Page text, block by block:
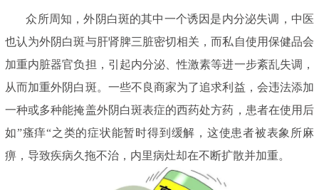
众所周知，外阴白斑的其中一个诱因是内分泌失调，中医
也认为外阴白斑与肝肾脾三脏密切相关，而私自使用保健品会
加重内脏器官负担，引起内分泌、性激素等进一步紊乱失调，
从而加重外阴白斑。一些不良商家为了追求利益，会违法添加
一种或多种能掩盖外阴白斑表症的西药处方药，患者在使用后
如”瘙痒“之类的症状能暂时得到缓解，这使患者被表象所麻
痹，导致疾病久拖不治，内里病灶却在不断扩散并加重。